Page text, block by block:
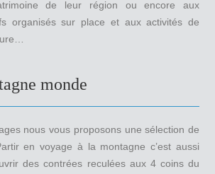
de leur région ou encore aux
organisés sur place et aux activités de
monde
nous vous proposons une sélection de
en voyage à la montagne c’est aussi
des contrées reculées aux 4 coins du